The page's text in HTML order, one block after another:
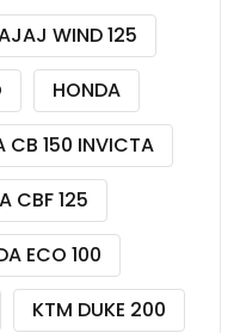
WIND 125
HONDA
CB 150 INVICTA
CBF 125
ECO 100
KTM DUKE 200